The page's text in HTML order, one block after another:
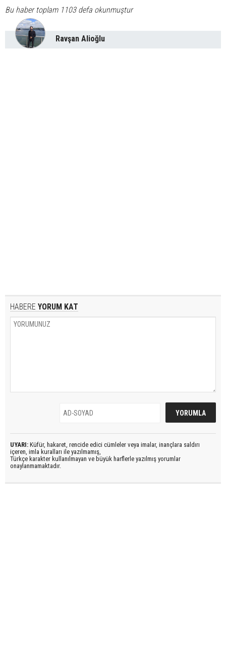
Bu haber toplam 1103 defa okunmuştur
Ravşan Alioğlu
HABERE YORUM KAT
UYARI: Küfür, hakaret, rencide edici cümleler veya imalar, inançlara saldırı
içeren, imla kuralları ile yazılmamış,
Türkçe karakter kullanılmayan ve büyük harflerle yazılmış yorumlar
onaylanmamaktadır.